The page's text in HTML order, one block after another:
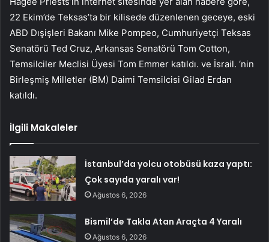
22 Ekim’de Teksas’ta bir kilisede düzenlenen geceye, eski
ABD Dışişleri Bakanı Mike Pompeo, Cumhuriyetçi Teksas
Senatörü Ted Cruz, Arkansas Senatörü Tom Cotton,
Temsilciler Meclisi Üyesi Tom Emmer katıldı. ve İsrail. ‘nin
Birleşmiş Milletler (BM) Daimi Temsilcisi Gilad Erdan
katıldı.
İlgili Makaleler
İstanbul’da yolcu otobüsü kaza yaptı:
Çok sayıda yaralı var!
Ağustos 6, 2026
Bismil’de Takla Atan Araçta 4 Yaralı
Ağustos 6, 2026